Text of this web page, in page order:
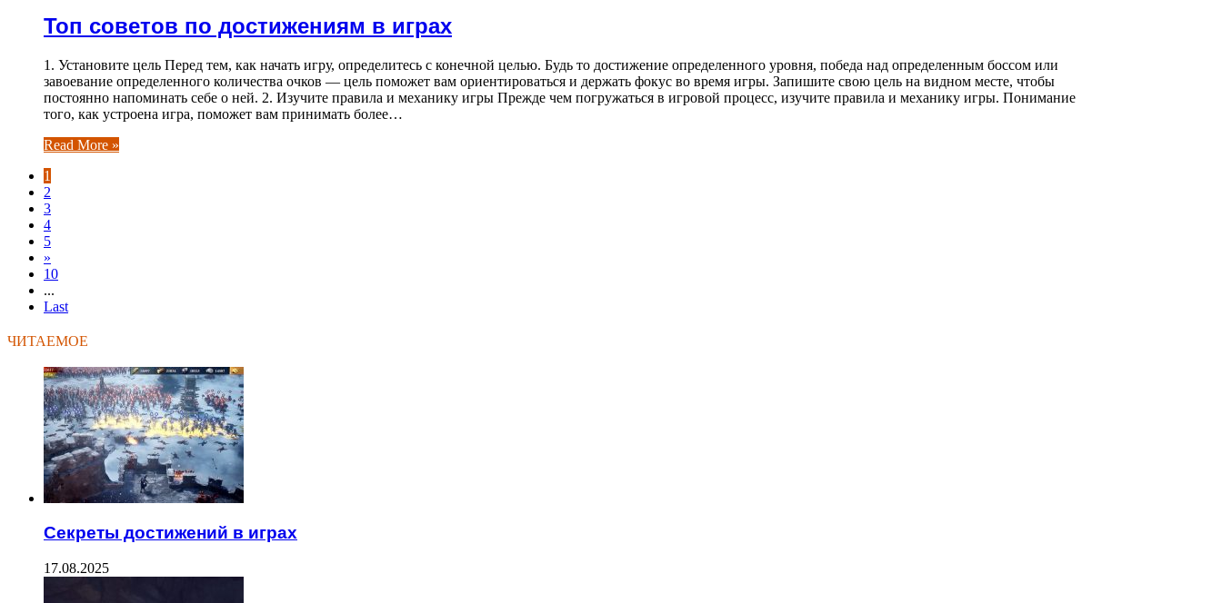
Топ советов по достижениям в играх
1. Установите цель Перед тем, как начать игру, определитесь с конечной целью. Будь то достижение определенного уровня, победа над определенным боссом или
завоевание определенного количества очков — цель поможет вам ориентироваться и держать фокус во время игры. Запишите свою цель на видном месте, чтобы
постоянно напоминать себе о ней. 2. Изучите правила и механику игры Прежде чем погружаться в игровой процесс, изучите правила и механику игры. Понимание
того, как устроена игра, поможет вам принимать более…
Read More »
1
2
3
4
5
»
10
...
Last
ЧИТАЕМОЕ
Секреты достижений в играх
17.08.2025